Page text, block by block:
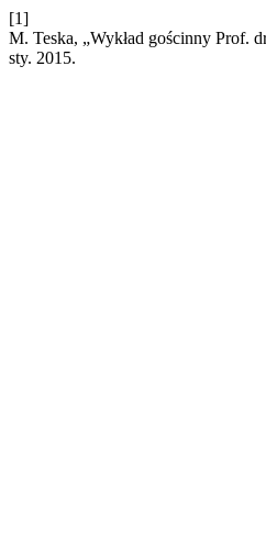
[1]
M. Teska, „Wykład gościnny Prof.
sty. 2015.